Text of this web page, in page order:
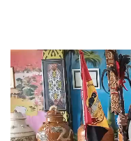
Pemutar
Video